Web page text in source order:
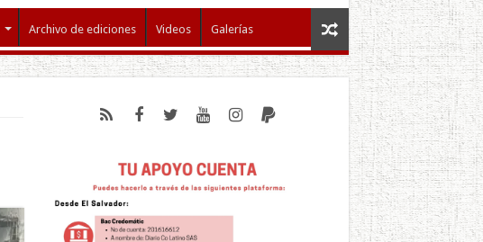
Archivo de ediciones Videos Galerías